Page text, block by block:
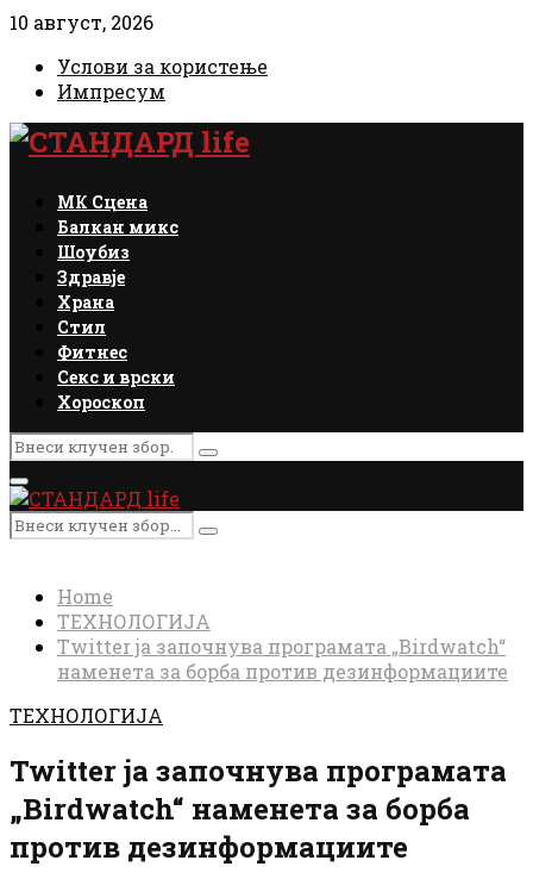
10 август, 2026
Услови за користење
Импресум
Facebook
Instagram
Email
Rss
МК Сцена
Балкан микс
Шоубиз
Здравје
Храна
Стил
Фитнес
Секс и врски
Хороскоп
Search
for:
Search
Primary
Menu
Search
for:
Search
Home
ТЕХНОЛОГИЈА
Twitter ја започнува програмата „Birdwatch“
наменета за борба против дезинформациите
ТЕХНОЛОГИЈА
Twitter ја започнува програмата
„Birdwatch“ наменета за борба
против дезинформациите